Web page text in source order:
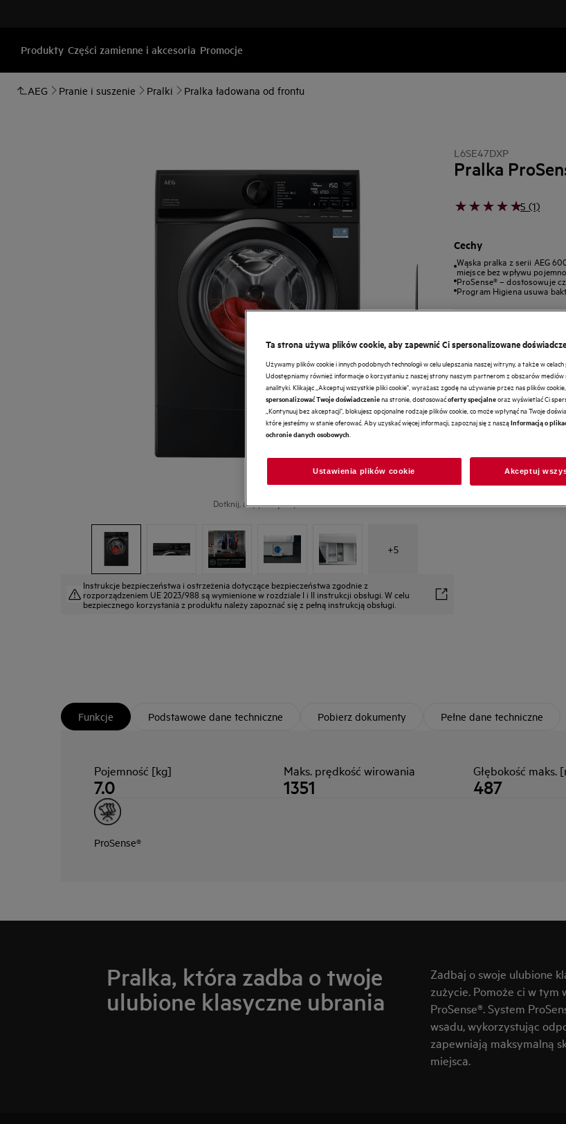
Produkty Części zamienne i akcesoria Promocje
AEG Pranie i suszenie Pralki Pralka ładowana od frontu
Dotknij, aby powiększyć.
+5
Instrukcje bezpieczeństwa i ostrzeżenia dotyczące bezpieczeństwa zgodnie z
rozporządzeniem UE 2023/988 są wymienione w rozdziale I i II instrukcji obsługi. W celu
bezpiecznego korzystania z produktu należy zapoznać się z pełną instrukcją obsługi.
L6SE47DXP
Pralka
5 (1)
Cechy
Wąska pralka z serii AEG
miejsce bez wpływu
ProSense® – dostosowuje
Program Higiena usuwa
Funkcje Podstawowe dane techniczne Pobierz dokumenty Pełne dane techniczne
Pojemność [kg]
7.0
Maks. prędkość wirowania
1351
Głębokość maks.
487
ProSense®
Pralka, która zadba o twoje
ulubione klasyczne ubrania
Zadbaj o swoje ulubione
zużycie. Pomoże ci w tym
ProSense®. System
wsadu, wykorzystując
zapewniają maksymalną
miejsca.
Ta strona używa plików cookie, aby zapewnić Ci spersonalizowane
Używamy plików cookie i innych podobnych technologii w celu ulepszania naszej witryny, a także w
Udostępniamy również informacje o korzystaniu z naszej strony naszym partnerom z obszarów mediów
analityki. Klikając „Akceptuj wszystkie pliki cookie", wyrażasz zgodę na używanie przez nas plików
spersonalizować Twoje doświadczeniena stronie, dostosowaćoferty specjalneoraz wyświetlać Ci
„Kontynuuj bez akceptacji", blokujesz opcjonalne rodzaje plików cookie, co może wpłynąć na Twoje
które jesteśmy w stanie oferować. Aby uzyskać więcej informacji, zapoznaj się z nasząInformacją o
ochronie danych osobowych
Ustawienia plików cookie Akceptuj